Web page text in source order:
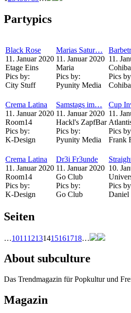
Partypics
Black Rose
11. Januar 2020
Etage Eins
Pics by:
City Stuff
Marias Satur…
11. Januar 2020
Maria
Pics by:
Pyunity Media
11.
Pics
Crema Latina
11. Januar 2020
Room14
Pics by:
K-Design
Samstags im…
11. Januar 2020
Hackl's ZapfBar
Pics by:
Pyunity Media
Cup
11.
Pics
Frank
Crema Latina
11. Januar 2020
Room14
Pics by:
K-Design
Dr3i Fr3unde
11. Januar 2020
Go Club
Pics by:
Go Club
10.
Pics
Daniel
Seiten
…1011 12131415161718…
About subculture
Das Trendmagazin für Popkultur und
Magazin